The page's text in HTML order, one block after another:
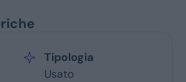
Tipologia
Usato